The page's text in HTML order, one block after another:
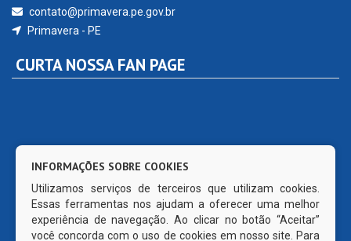
contato@primavera.pe.gov.br
Primavera - PE
CURTA NOSSA FAN PAGE
INFORMAÇÕES SOBRE COOKIES
Utilizamos serviços de terceiros que utilizam cookies.
Essas ferramentas nos ajudam a oferecer uma melhor
experiência de navegação. Ao clicar no botão “Aceitar”
você concorda com o uso de cookies em nosso site. Para